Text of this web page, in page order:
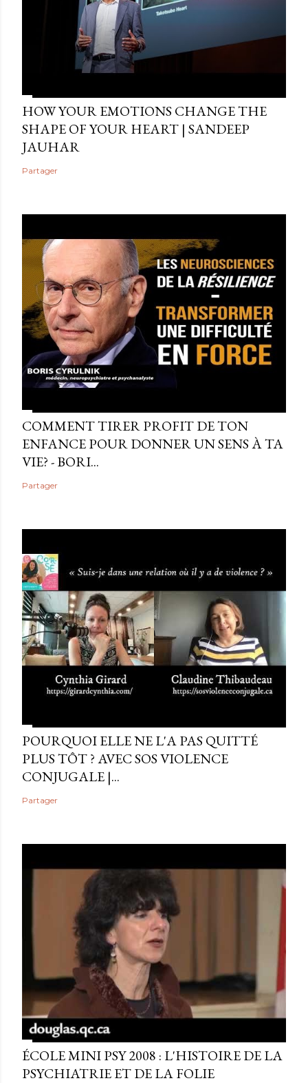
HOW YOUR EMOTIONS CHANGE THE
SHAPE OF YOUR HEART | SANDEEP
JAUHAR
Partager
COMMENT TIRER PROFIT DE TON
ENFANCE POUR DONNER UN SENS À TA
VIE? - BORI...
Partager
POURQUOI ELLE NE L'A PAS QUITTÉ
PLUS TÔT ? AVEC SOS VIOLENCE
CONJUGALE |...
Partager
ÉCOLE MINI PSY 2008 : L'HISTOIRE DE LA
PSYCHIATRIE ET DE LA FOLIE